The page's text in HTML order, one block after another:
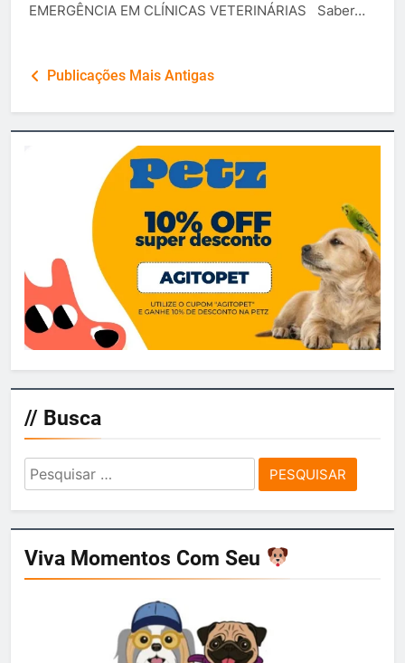
EMERGÊNCIA EM CLÍNICAS VETERINÁRIAS Saber…
Navegação
por
posts
Publicações Mais Antigas
// Busca
Pesquisar
por:
Viva Momentos Com Seu